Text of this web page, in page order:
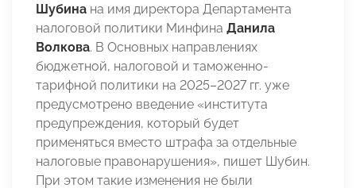
Шубина на имя директора Департамента
налоговой политики Минфина Данила
Волкова. В Основных направлениях
бюджетной, налоговой и таможенно-
тарифной политики на 2025–2027 гг. уже
предусмотрено введение «института
предупреждения, который будет
применяться вместо штрафа за отдельные
налоговые правонарушения», пишет Шубин.
При этом такие изменения не были